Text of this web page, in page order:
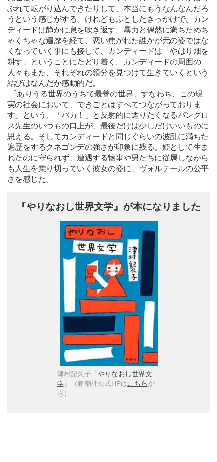
ぶれて転がり込んできたりして、本当にもうなんなんだろ
うという感じがする。けれどもふとしたきっかけで、カン
ディードは静かに息を吹き返す。暴力と偶然に満ちためち
ゃくちゃな遍歴を経て、恋い焦がれた誰かが元の姿ではな
くなっていく事にも接して、カンディードは「やはり畑を
耕す」ということにたどり着く。カンディードの周囲の
人々もまた、それぞれの領分を見つけて生きていくという
結びはなんだか感動的だ。
「ありうる世界のうちで最善の世界、すなわち、この現
実の社会において、できごとはすべてつながっておりま
す」という、「バカ！」と反射的に遮りたくなるパングロ
ス先生のいつもの口上が、最後だけは少しだけいいものに
思える。そしてカンディードと同じぐらいの波乱に満ちた
遍歴をするクネゴンデの強さが印象に残る。姫として生ま
れたのに守られず、遭遇する物事や男たちに従属しながら
も人生を乗り切っていく彼女の姿に、ヴォルテールの公平
さを感じた。
『やりなおし世界文学』が本になりました
津村記久子『やりなおし世界文
学』（新潮社公式HPはこちらか
ら）